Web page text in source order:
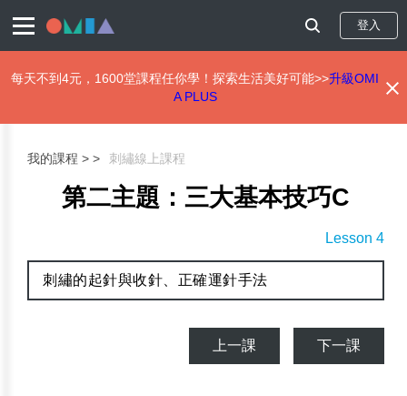
登入
每天不到4元，1600堂課程任你學！探索生活美好可能>>升級OMI
A PLUS
我的課程 > 刺繡線上課程
第二主題：三大基本技巧C
Lesson 4
刺繡的起針與收針、正確運針手法
上一課 下一課